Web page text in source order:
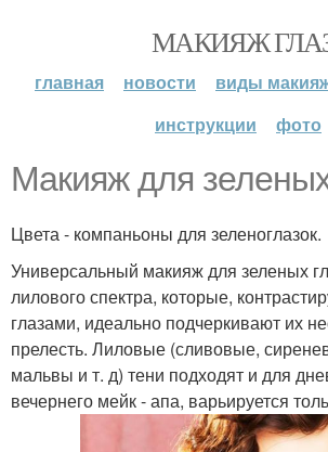
МАКИЯЖ
главная новости виды
инструкции
фото
Макияж для
Цвета - компаньоны для зеленоглазок.
Универсальный макияж для зеленых
лилового спектра, которые,
глазами, идеально подчеркивают их
прелесть. Лиловые (сливовые,
мальвы и т. д) тени подходят и для
вечернего мейк - апа, варьируется